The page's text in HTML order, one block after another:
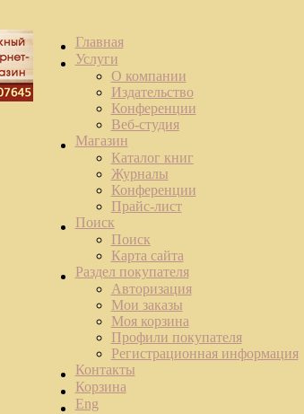
Главная
Услуги
О компании
Издательство
Конференции
Веб-студия
Магазин
Каталог книг
Журналы
Конференции
Прайс-лист
Поиск
Поиск
Карта сайта
Раздел покупателя
Авторизация
Мои заказы
Моя корзина
Профили покупателя
Регистрационная информация
Контакты
Корзина
Eng